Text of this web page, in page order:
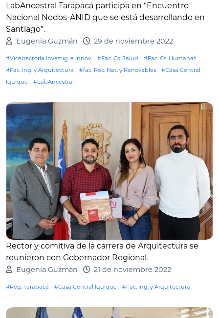
LabAncestral Tarapacá participa en “Encuentro
Nacional Nodos-ANID que se está desarrollando en
Santiago”.
Eugenia Guzmán 29 de noviembre 2022
#Vicerrectoría Investig. e Innov. #Fac. Cs. Salud
#Fac. Cs. Humanas
#Fac. Ing. y Arquitectura
#fac. Rec. Nat. y Renovables
#Casa Central
Iquique
#LabAncestral
Rector y comitiva de la carrera de Arquitectura se
reunieron con Gobernador Regional.
Eugenia Guzmán 21 de noviembre 2022
#Reg. Tarapacá #Casa Central Iquique #Fac. Ing. y Arquitectura